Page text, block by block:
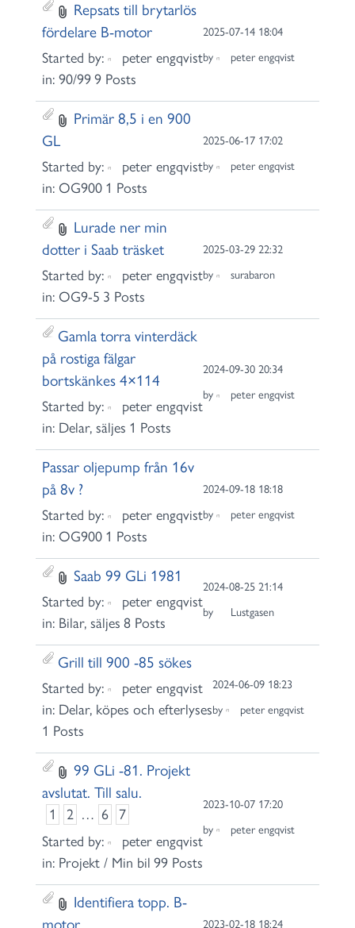
Repsats till brytarlös
fördelare B-motor
Started by:
peter engqvist
in: 90/999 Posts
2025-07-14 18:04
by
peter engqvist
Primär 8,5 i en 900
GL
Started by:
peter engqvist
in: OG900 1 Posts
2025-06-17 17:02
by
peter engqvist
Lurade ner min
dotter i Saab träsket
Started by:
peter engqvist
in: OG9-5 3 Posts
2025-03-29 22:32
by
surabaron
Gamla torra vinterdäck
på rostiga fälgar
bortskänkes 4×114
Started by:
peter engqvist
in: Delar, säljes 1 Posts
2024-09-30 20:34
by
peter engqvist
Passar oljepump från 16v
på 8v ?
Started by:
peter engqvist
in: OG900 1 Posts
2024-09-18 18:18
by
peter engqvist
Saab 99 GLi 1981
Started by:
peter engqvist
in: Bilar, säljes 8 Posts
2024-08-25 21:14
by
Lustgasen
Grill till 900 -85 sökes
Started by:
peter engqvist
in: Delar, köpes och efterlyses
1 Posts
2024-06-09 18:23
by
peter engqvist
99 GLi -81. Projekt
avslutat. Till salu.
1 2 … 6 7
Started by:
peter engqvist
in: Projekt / Min bil 99 Posts
2023-10-07 17:20
by
peter engqvist
Identifiera topp. B-
2023-02-18 18:24